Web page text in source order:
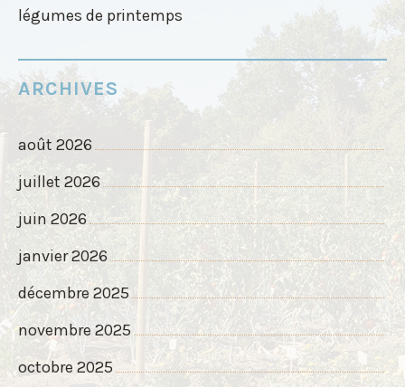
légumes de printemps
ARCHIVES
août 2026
juillet 2026
juin 2026
janvier 2026
décembre 2025
novembre 2025
octobre 2025